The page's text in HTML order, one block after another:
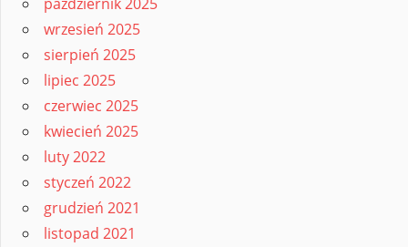
wrzesień 2025
sierpień 2025
lipiec 2025
czerwiec 2025
kwiecień 2025
luty 2022
styczeń 2022
grudzień 2021
listopad 2021